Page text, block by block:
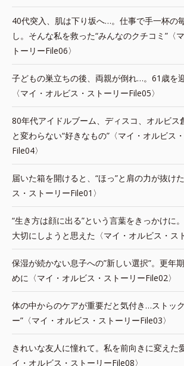
40代突入、肌は下り坂へ…。仕事で手一杯の
し。そんな私を救った“みんなのクチコミ”〈
トーリーFile06〉
子どもの巣立ちの後、両親が倒れ…。61歳を
〈マイ・オルビス・ストーリーFile05〉
80年代アイドルブーム、ディスコ、オルビス
と変わらない“好きなもの”〈マイ・オルビス
File04〉
届いた箱を開けると、“ほっ”と肩の力が抜け
ス・ストーリーFile01〉
“生き方は顔に出る”という言葉をきっかけに
大切にしようと思えた〈マイ・オルビス・ス
保湿が続かない息子への”新しい選択”。更年
めに〈マイ・オルビス・ストーリーFile02〉
体の中からのケアが重要だと気付き…ストッ
ー”〈マイ・オルビス・ストーリーFile03〉
きれいな友人に憧れて。私を前向きに変えた
イ・オルビス・ストーリーFile08〉